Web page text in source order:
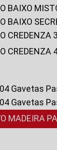
BAIXO
BAIXO
04 Gavetas
04 Gavetas
MADEIRA